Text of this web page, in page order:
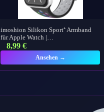
imoshion Silikon Sport⁺ Armband
für Apple Watch |…
8,99 €
Ansehen →